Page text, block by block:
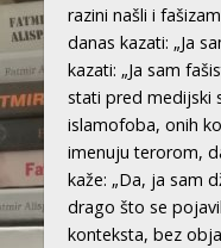
razini našli i
danas kazati: „Ja
kazati: „Ja sam
stati pred medijski
islamofoba, onih
imenuju terorom,
kaže: „Da, ja sam
drago što se
konteksta, bez